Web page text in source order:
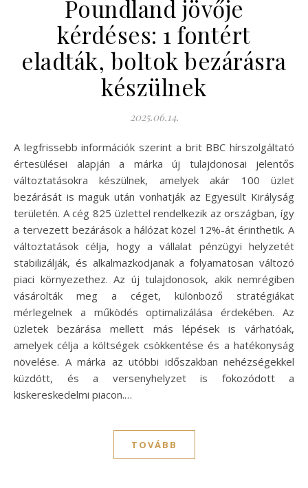
Poundland jövője
kérdéses: 1 fontért
eladták, boltok bezárásra
készülnek
2025.06.14.
A legfrissebb információk szerint a brit BBC hírszolgáltató
értesülései alapján a márka új tulajdonosai jelentős
változtatásokra készülnek, amelyek akár 100 üzlet
bezárását is maguk után vonhatják az Egyesült Királyság
területén. A cég 825 üzlettel rendelkezik az országban, így
a tervezett bezárások a hálózat közel 12%-át érinthetik. A
változtatások célja, hogy a vállalat pénzügyi helyzetét
stabilizálják, és alkalmazkodjanak a folyamatosan változó
piaci környezethez. Az új tulajdonosok, akik nemrégiben
vásárolták meg a céget, különböző stratégiákat
mérlegelnek a működés optimalizálása érdekében. Az
üzletek bezárása mellett más lépések is várhatóak,
amelyek célja a költségek csökkentése és a hatékonyság
növelése. A márka az utóbbi időszakban nehézségekkel
küzdött, és a versenyhelyzet is fokozódott a
kiskereskedelmi piacon.…
TOVÁBB